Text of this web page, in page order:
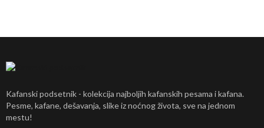
Kafanski podsetnik - kolekcija najboljih kafanskih pesama i kafana.
Pesme, kafane, dešavanja, slike iz noćnog života, sve na jednom
mestu!